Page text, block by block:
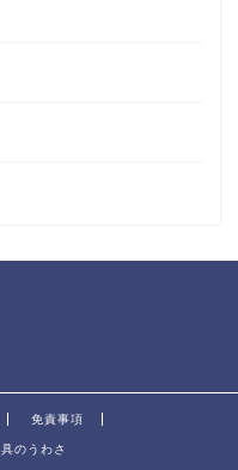
免責事項
のうわさ